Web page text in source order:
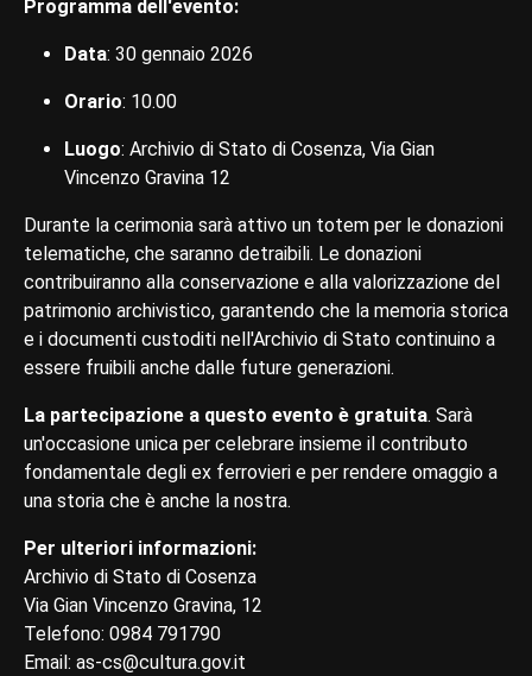
Programma dell'evento:
Data: 30 gennaio 2026
Orario: 10.00
Luogo: Archivio di Stato di Cosenza, Via Gian
Vincenzo Gravina 12
Durante la cerimonia sarà attivo un totem per le donazioni
telematiche, che saranno detraibili. Le donazioni
contribuiranno alla conservazione e alla valorizzazione del
patrimonio archivistico, garantendo che la memoria storica
e i documenti custoditi nell'Archivio di Stato continuino a
essere fruibili anche dalle future generazioni.
La partecipazione a questo evento è gratuita. Sarà
un'occasione unica per celebrare insieme il contributo
fondamentale degli ex ferrovieri e per rendere omaggio a
una storia che è anche la nostra.
Per ulteriori informazioni:
Archivio di Stato di Cosenza
Via Gian Vincenzo Gravina, 12
Telefono: 0984 791790
Email: as-cs@cultura.gov.it